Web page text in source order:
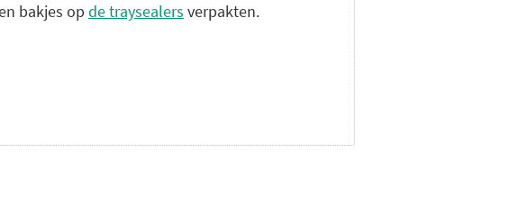
bakjes op de traysealers verpakten.